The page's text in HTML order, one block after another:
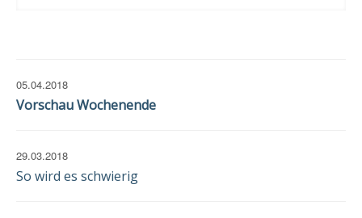
05.04.2018
Vorschau Wochenende
29.03.2018
So wird es schwierig